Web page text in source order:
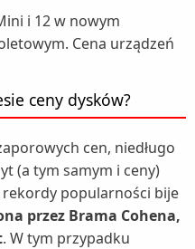
i 12 w nowym
Cena urządzeń
ceny dysków?
cen, niedługo
(a tym samym i ceny)
popularności bije
przez Brama Cohena,
. W tym przypadku